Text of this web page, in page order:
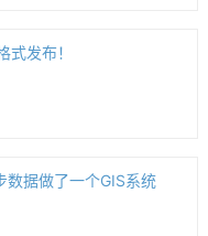
式发布！
数据做了一个GIS系统